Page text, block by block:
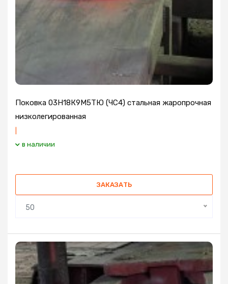
Поковка 03Н18К9М5ТЮ (ЧС4) стальная жаропрочная
низколегированная
в наличии
ЗАКАЗАТЬ
50